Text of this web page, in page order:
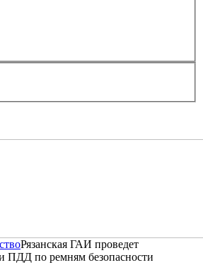
Рязанская ГАИ проведет
ПДД по ремням безопасности